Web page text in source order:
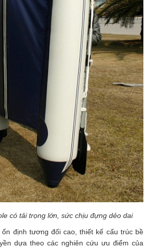
có tải trọng lớn, sức chịu đựng dẻo dai
định tương đối cao, thiết kế cấu trúc bề
dựa theo các nghiên cứu ưu điểm của